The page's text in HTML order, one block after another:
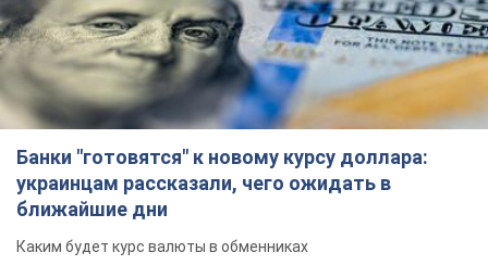
Банки "готовятся" к новому курсу доллара:
украинцам рассказали, чего ожидать в
ближайшие дни
Каким будет курс валюты в обменниках